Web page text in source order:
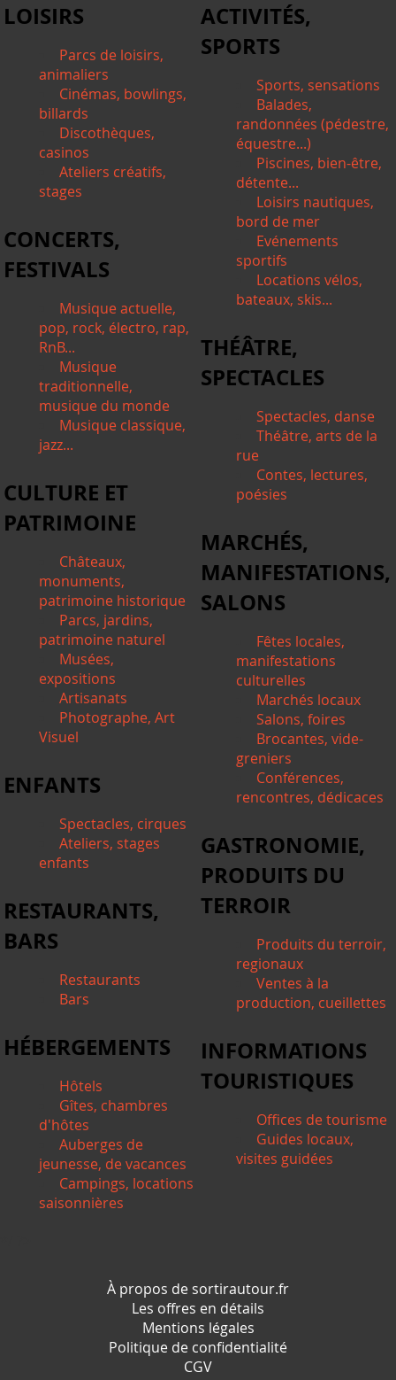
LOISIRS
Parcs de loisirs,
animaliers
Cinémas, bowlings,
billards
Discothèques,
casinos
Ateliers créatifs,
stages
ACTIVITÉS,
SPORTS
Sports, sensations
Balades,
randonnées (pédestre,
équestre...)
Piscines, bien-être,
détente...
Loisirs nautiques,
bord de mer
Evénements
sportifs
Locations vélos,
bateaux, skis...
CONCERTS,
FESTIVALS
Musique actuelle,
pop, rock, électro, rap,
RnB...
Musique
traditionnelle,
musique du monde
Musique classique,
jazz...
THÉÂTRE,
SPECTACLES
Spectacles, danse
Théâtre, arts de la
rue
Contes, lectures,
poésies
CULTURE ET
PATRIMOINE
Châteaux,
monuments,
patrimoine historique
Parcs, jardins,
patrimoine naturel
Musées,
expositions
Artisanats
Photographe, Art
Visuel
MARCHÉS,
MANIFESTATIONS,
SALONS
Fêtes locales,
manifestations
culturelles
Marchés locaux
Salons, foires
Brocantes, vide-
greniers
Conférences,
rencontres, dédicaces
ENFANTS
Spectacles, cirques
Ateliers, stages
enfants
GASTRONOMIE,
PRODUITS DU
TERROIR
Produits du terroir,
regionaux
Ventes à la
production, cueillettes
RESTAURANTS,
BARS
Restaurants
Bars
HÉBERGEMENTS
Hôtels
Gîtes, chambres
d'hôtes
Auberges de
jeunesse, de vacances
Campings, locations
saisonnières
INFORMATIONS
TOURISTIQUES
Offices de tourisme
Guides locaux,
visites guidées
À propos de sortirautour.fr
Les offres en détails
Mentions légales
Politique de confidentialité
CGV